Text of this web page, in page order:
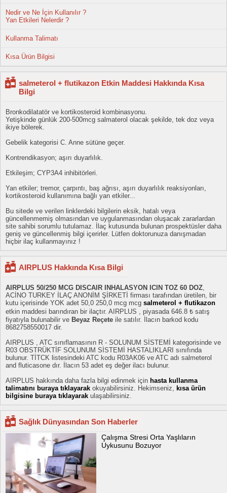
Nedir ve Ne İçin Kullanılır ?
Yan Etkileri Nelerdir ?
Kullanma Talimatı
Kısa Ürün Bilgisi
salmeterol + flutikazon Etkin Maddesi Hakkında Kısa
Bilgi
Bronkodilatatör ve kortikosteroid kombinasyonu.
Yetişkinde günlük 200-500mcg salmaterol olacak şekilde, tek doz veya
ikiye bölerek.
Gebelik kategorisi C. Anne sütüne geçer.
Kontrendikasyon; aşırı duyarlılık.
Etkileşim; CYP3A4 inhibitörleri.
Yan etkiler; tremor, çarpıntı, baş ağrısı, aşırı duyarlılık reaksiyonları,
kortikosteroid kullanımına bağlı yan etkiler...
Bu sitede ve verilen linklerdeki bilgilerin eksik, hatalı veya
güncellenmemiş olmasından ve uygulanmasından oluşacak zararlardan
site sahibi sorumlu tutulamaz. İlaç kutusunda bulunan prospektüsler daha
geniş ve güncellenmiş bilgi içerirler. Lütfen doktorunuza danışmadan
hiçbir ilaç kullanmayınız !
AIRPLUS Hakkında Kısa Bilgi
AIRPLUS 50/250 MCG DISCAIR INHALASYON ICIN TOZ 60 DOZ,
ACİNO TURKEY İLAÇ ANONİM ŞİRKETİ firması tarafından üretilen, bir
kutu içerisinde YOK adet 50,0 250,0 mcg mcg salmeterol + flutikazon
etkin maddesi barındıran bir ilaçtır. AIRPLUS , piyasada 646.8 ₺ satış
fiyatıyla bulunabilir ve Beyaz Reçete ile satılır. İlacın barkod kodu
8682758550017 dir.
AIRPLUS , ATC sınıflamasının R - SOLUNUM SİSTEMİ kategorisinde ve
R03 OBSTRÜKTİF SOLUNUM SİSTEMİ HASTALIKLARI sınıfında
bulunur. TİTCK listesindeki ATC kodu R03AK06 ve ATC adı salmeterol
and fluticasone dır. İlacın 53 adet eş değer ilacı bulunur.
AIRPLUS hakkında daha fazla bilgi edinmek için hasta kullanma
talimatını buraya tıklayarak okuyabilirsiniz. Hekimseniz, kısa ürün
bilgisine buraya tıklayarak ulaşabilirsiniz.
Sağlık Dünyasından Son Haberler
Çalışma Stresi Orta Yaşlıların
Uykusunu Bozuyor